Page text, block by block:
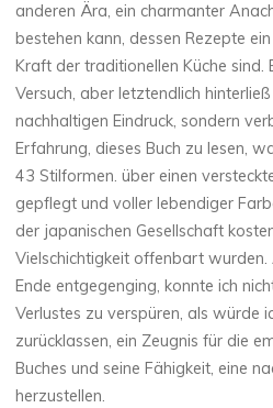
(
E
P
U
B
,
E
-
anderen Ära, ein charmanter
bestehen kann, dessen Rezepte
Kraft der traditionellen Küche sind.
Versuch, aber letztendlich
nachhaltigen Eindruck, sondern
Erfahrung, dieses Buch zu lesen,
43 Stilformen. über einen
gepflegt und voller lebendiger
der japanischen Gesellschaft
Vielschichtigkeit offenbart wurden.
Ende entgegenging, konnte ich
Verlustes zu verspüren, als würde
zurücklassen, ein Zeugnis für die
Buches und seine Fähigkeit, eine
herzustellen.